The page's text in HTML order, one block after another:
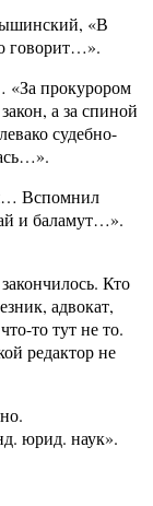
«В
говорит…».
«За прокурором
а за спиной
судебно-
Вспомнил
и баламут…».
Кто
адвокат,
то тут не то.
редактор не
юрид. наук».